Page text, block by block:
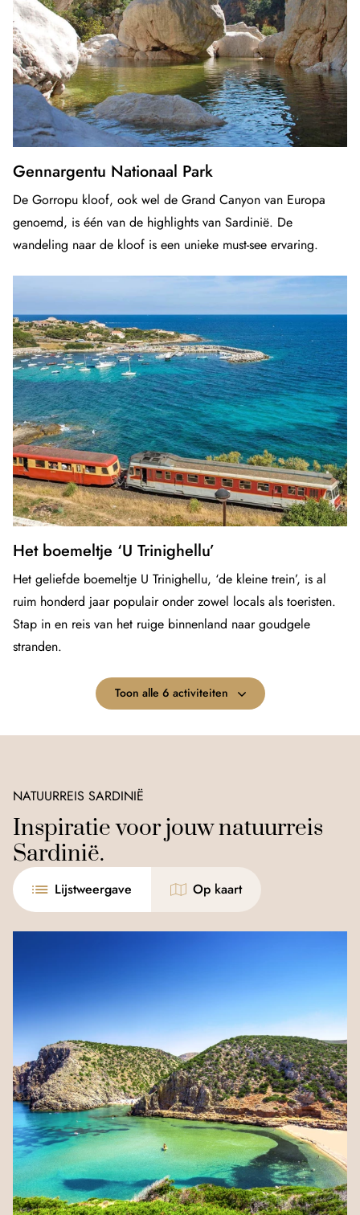
Gennargentu Nationaal Park
De Gorropu kloof, ook wel de Grand Canyon van Europa
genoemd, is één van de highlights van Sardinië. De
wandeling naar de kloof is een unieke must-see ervaring.
Het boemeltje ‘U Trinighellu’
Het geliefde boemeltje U Trinighellu, ‘de kleine trein’, is al
ruim honderd jaar populair onder zowel locals als toeristen.
Stap in en reis van het ruige binnenland naar goudgele
stranden.
Toon alle 6 activiteiten
NATUURREIS SARDINIË
Inspiratie voor jouw natuurreis
Sardinië.
Lijstweergave Op kaart